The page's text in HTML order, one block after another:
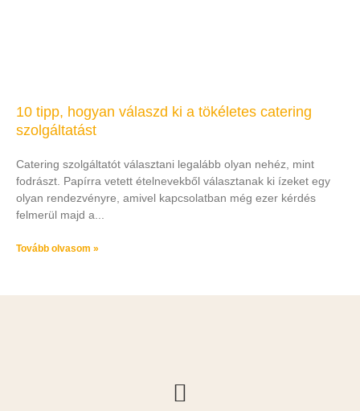
10 tipp, hogyan válaszd ki a tökéletes catering
szolgáltatást
Catering szolgáltatót választani legalább olyan nehéz, mint
fodrászt. Papírra vetett ételnevekből választanak ki ízeket egy
olyan rendezvényre, amivel kapcsolatban még ezer kérdés
felmerül majd a
Tovább olvasom »